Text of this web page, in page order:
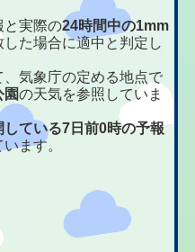
実際の24時間中の1mm
した場合に適中と判定し
気象庁の定める地点で
園の天気を参照していま
している7日前0時の予報
ます。